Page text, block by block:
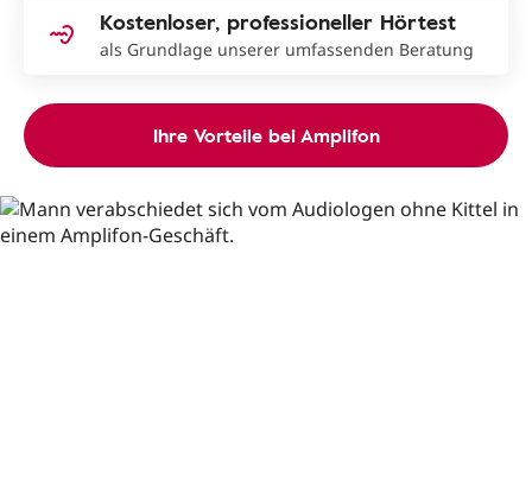
Kostenloser, professioneller Hörtest
als Grundlage unserer umfassenden Beratung
Ihre Vorteile bei Amplifon